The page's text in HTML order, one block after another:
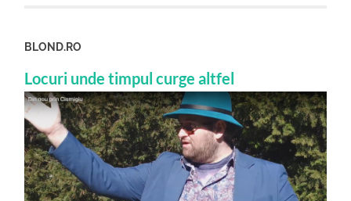
BLOND.RO
Locuri unde timpul curge altfel